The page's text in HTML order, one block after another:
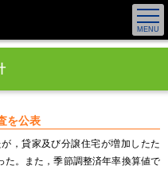
を公表
，貸家及び分譲住宅が増加したた
。また，季節調整済年率換算値で